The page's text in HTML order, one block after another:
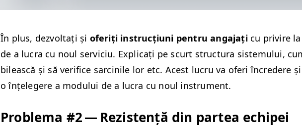
În plus, dez­voltați și ofer­iți instrucți­u­ni pen­tru anga­jați cu privire
de a lucra cu noul ser­vi­ciu. Expli­cați pe scurt struc­tura sis­temu­lui,
bilească și să ver­i­fice sarcinile lor etc. Acest lucru va oferi încredere și
o înțelegere a mod­u­lui de a lucra cu noul instrument.
Prob­le­ma #2 — Rezis­tență din partea echipei